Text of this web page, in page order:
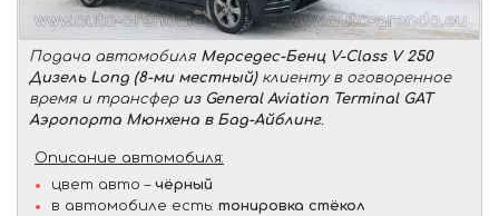
Подача автомобиля Мерседес-Бенц V-Class V 250
Дизель Long (8-ми местный)клиенту в оговоренное
время и трансфер из General Aviation Terminal GAT
Аэропорта Мюнхена в Бад-Айблинг.
Описание автомобиля:
цвет авто – чёрный
в автомобиле есть: тонировка стёкол